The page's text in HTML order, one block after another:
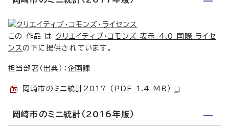
この 作品 は クリエイティブ・コモンズ 表示 4.0 国際 ライセ
ンスの下に提供されています。
担当部署（出典）：企画課
岡崎市のミニ統計2017 （PDF 1.4 MB）
岡崎市のミニ統計（2016年版）